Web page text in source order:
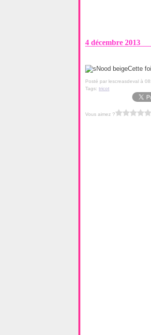
4 décembre 2013
Cette
Posté par lescreasdeval à
Tags: tricot
Vous aimez ?